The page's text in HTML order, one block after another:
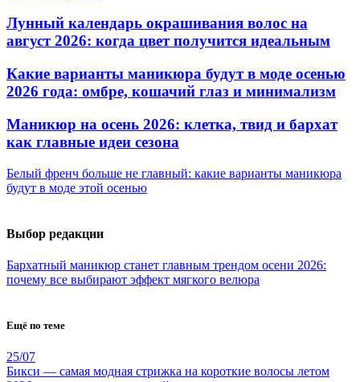
Лунный календарь окрашивания волос на
август 2026: когда цвет получится идеальным
Какие варианты маникюра будут в моде осенью
2026 года: омбре, кошачий глаз и минимализм
Маникюр на осень 2026: клетка, твид и бархат
как главные идеи сезона
Белый френч больше не главный: какие варианты маникюра
будут в моде этой осенью
Выбор редакции
Бархатный маникюр станет главным трендом осени 2026:
почему все выбирают эффект мягкого велюра
Ещё по теме
25/07
Бикси — самая модная стрижка на короткие волосы летом